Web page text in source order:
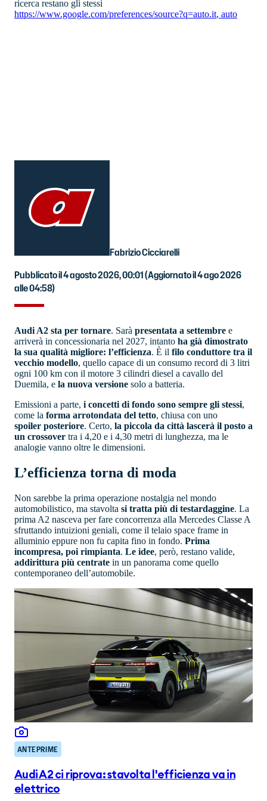
ricerca restano gli stessi
https://www.google.com/preferences/source?q=auto.it, auto
Fabrizio Cicciarelli
Pubblicato il 4 agosto 2026, 00:01(Aggiornato il 4 ago 2026
alle 04:58)
Audi A2 sta per tornare. Sarà presentata a settembre e
arriverà in concessionaria nel 2027, intanto ha già dimostrato
la sua qualità migliore: l’efficienza. È il filo conduttore tra il
vecchio modello, quello capace di un consumo record di 3 litri
ogni 100 km con il motore 3 cilindri diesel a cavallo del
Duemila, e la nuova versione solo a batteria.
Emissioni a parte, i concetti di fondo sono sempre gli stessi,
come la forma arrotondata del tetto, chiusa con uno
spoiler posteriore. Certo, la piccola da città lascerà il posto a
un crossover tra i 4,20 e i 4,30 metri di lunghezza, ma le
analogie vanno oltre le dimensioni.
L’efficienza torna di moda
Non sarebbe la prima operazione nostalgia nel mondo
automobilistico, ma stavolta si tratta più di testardaggine. La
prima A2 nasceva per fare concorrenza alla Mercedes Classe A
sfruttando intuizioni geniali, come il telaio space frame in
alluminio eppure non fu capita fino in fondo. Prima
incompresa, poi rimpianta. Le idee, però, restano valide,
addirittura più centrate in un panorama come quello
contemporaneo dell’automobile.
ANTEPRIME
Audi A2 ci riprova: stavolta l'efficienza va in
elettrico